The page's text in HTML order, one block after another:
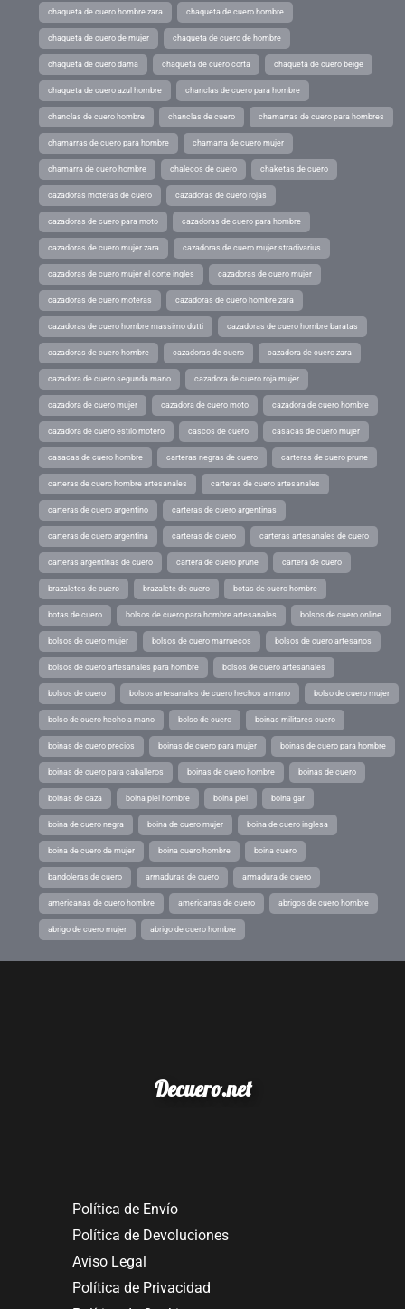
chaqueta de cuero hombre zara chaqueta de cuero hombre
chaqueta de cuero de mujer chaqueta de cuero de hombre
chaqueta de cuero dama chaqueta de cuero corta chaqueta de cuero beige
chaqueta de cuero azul hombre chanclas de cuero para hombre
chanclas de cuero hombre chanclas de cuero chamarras de cuero para hombres
chamarras de cuero para hombre chamarra de cuero mujer
chamarra de cuero hombre chalecos de cuero chaketas de cuero
cazadoras moteras de cuero cazadoras de cuero rojas
cazadoras de cuero para moto cazadoras de cuero para hombre
cazadoras de cuero mujer zara cazadoras de cuero mujer stradivarius
cazadoras de cuero mujer el corte ingles cazadoras de cuero mujer
cazadoras de cuero moteras cazadoras de cuero hombre zara
cazadoras de cuero hombre massimo dutti cazadoras de cuero hombre baratas
cazadoras de cuero hombre cazadoras de cuero cazadora de cuero zara
cazadora de cuero segunda mano cazadora de cuero roja mujer
cazadora de cuero mujer cazadora de cuero moto cazadora de cuero hombre
cazadora de cuero estilo motero cascos de cuero casacas de cuero mujer
casacas de cuero hombre carteras negras de cuero carteras de cuero prune
carteras de cuero hombre artesanales carteras de cuero artesanales
carteras de cuero argentino carteras de cuero argentinas
carteras de cuero argentina carteras de cuero carteras artesanales de cuero
carteras argentinas de cuero cartera de cuero prune cartera de cuero
brazaletes de cuero brazalete de cuero botas de cuero hombre
botas de cuero bolsos de cuero para hombre artesanales bolsos de cuero online
bolsos de cuero mujer bolsos de cuero marruecos bolsos de cuero artesanos
bolsos de cuero artesanales para hombre bolsos de cuero artesanales
bolsos de cuero bolsos artesanales de cuero hechos a mano bolso de cuero mujer
bolso de cuero hecho a mano bolso de cuero boinas militares cuero
boinas de cuero precios boinas de cuero para mujer boinas de cuero para hombre
boinas de cuero para caballeros boinas de cuero hombre boinas de cuero
boinas de caza boina piel hombre boina piel boina gar
boina de cuero negra boina de cuero mujer boina de cuero inglesa
boina de cuero de mujer boina cuero hombre boina cuero
bandoleras de cuero armaduras de cuero armadura de cuero
americanas de cuero hombre americanas de cuero abrigos de cuero hombre
abrigo de cuero mujer abrigo de cuero hombre
Decuero.net
Política de Envío
Política de Devoluciones
Aviso Legal
Política de Privacidad